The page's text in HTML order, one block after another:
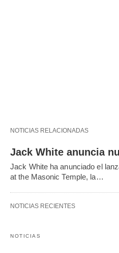
NOTICIAS RELACIONADAS
Jack White anuncia
Jack White ha anunciado el
at the Masonic Temple, la…
NOTICIAS RECIENTES
NOTICIAS